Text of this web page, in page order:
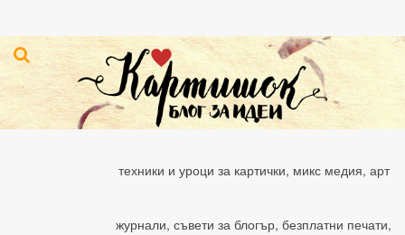
техники и уроци за картички, микс медия, арт
журнали, съвети за блогър, безплатни печати,